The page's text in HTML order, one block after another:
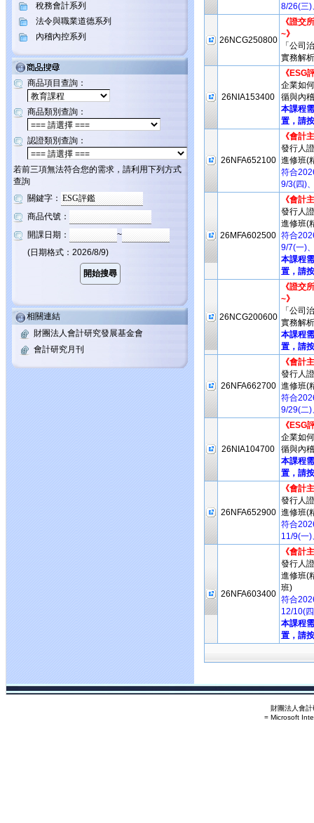
稅務會計系列
法令與職業道德系列
內稽內控系列
商品項目查詢：
商品類別查詢：
認證類別查詢：
若前三項無法符合您的需求，請利用下列方式
查詢
關鍵字：
商品代號：
開課日期：
~
(日期格式：2026/8/9)
相關連結
財團法人會計研究發展基金會
會計研究月刊
8/26(三)
26NCG250800
《證交
~》
「公司
實務解
26NIA153400
《ESG
企業如
循與內
本課程
置，請
26NFA652100
《會計
發行人
進修班(
符合
9/3(四)
26MFA602500
《會計
發行人
進修班(
符合
9/7(一)
本課程
置，請
26NCG200600
《證交
~》
「公司
實務解
本課程
置，請
26NFA662700
《會計
發行人
進修班(
符合
9/29(二)
26NIA104700
《ESG
企業如
循與內
本課程
置，請
26NFA652900
《會計
發行人
進修班(
符合
11/9(一
26NFA603400
《會計
發行人
進修班(
班)
符合
12/10(
本課程
置，請
財團法人會
= Microsoft